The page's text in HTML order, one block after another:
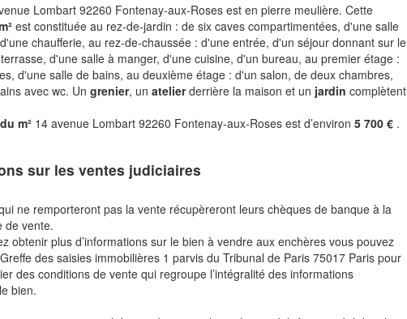
Lombart 92260 Fontenay-aux-Roses est en pierre meulière. Cette
est constituée au rez-de-jardin : de six caves compartimentées, d'une salle
chaufferie, au rez-de-chaussée : d'une entrée, d'un séjour donnant sur le
d'une salle à manger, d'une cuisine, d'un bureau, au premier étage :
d'une salle de bains, au deuxième étage : d'un salon, de deux chambres,
avec wc. Ungrenier, unatelierderrière la maison et un jardin complètent
m² 14 avenue Lombart 92260 Fontenay-aux-Roses est d’environ5 700 € .
sur les ventes judiciaires
ne remporteront pas la vente récupèreront leurs chèques de banque à la
de vente.
obtenir plus d’informations sur le bien à vendre aux enchères vous pouvez
des saisies immobilières 1 parvis du Tribunal de Paris 75017 Paris pour
des conditions de vente qui regroupe l’intégralité des informations
bien.